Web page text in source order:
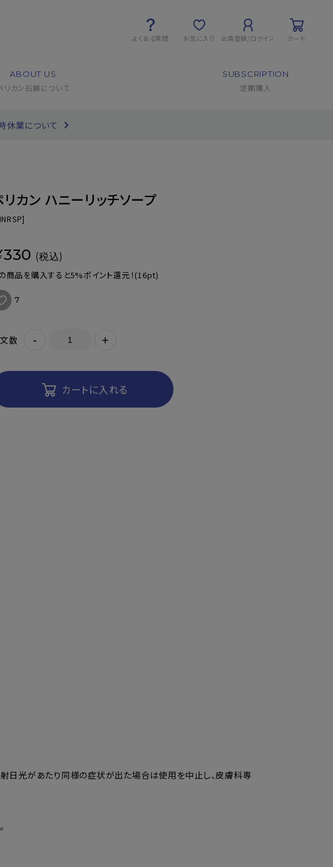
よくある質問 お気に入り 会員登録/ログイン カート
ABOUT US
リカン石鹸について
SUBSCRIPTION
定期購入
休業について
リカン ハニーリッチソープ
(税込)
商品を購入すると5%ポイント還元！(16pt)
7
数 - +
カートに入れる
日光があたり同様の症状が出た場合は使用を中止し、皮膚科専